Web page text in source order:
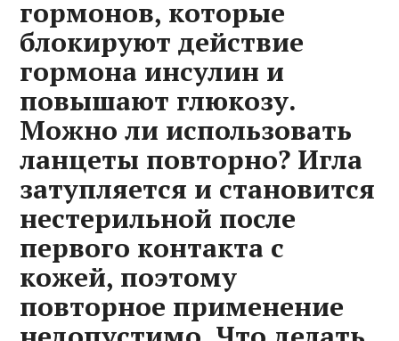
гормонов, которые
блокируют действие
гормона инсулин и
повышают глюкозу.
Можно ли использовать
ланцеты повторно? Игла
затупляется и становится
нестерильной после
первого контакта с
кожей, поэтому
повторное применение